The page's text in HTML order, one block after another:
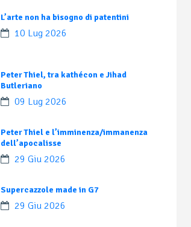
L’arte non ha bisogno di patentini
10 Lug 2026
Peter Thiel, tra kathécon e Jihad
Butleriano
09 Lug 2026
Peter Thiel e l’imminenza/immanenza
dell’apocalisse
29 Giu 2026
Supercazzole made in G7
29 Giu 2026